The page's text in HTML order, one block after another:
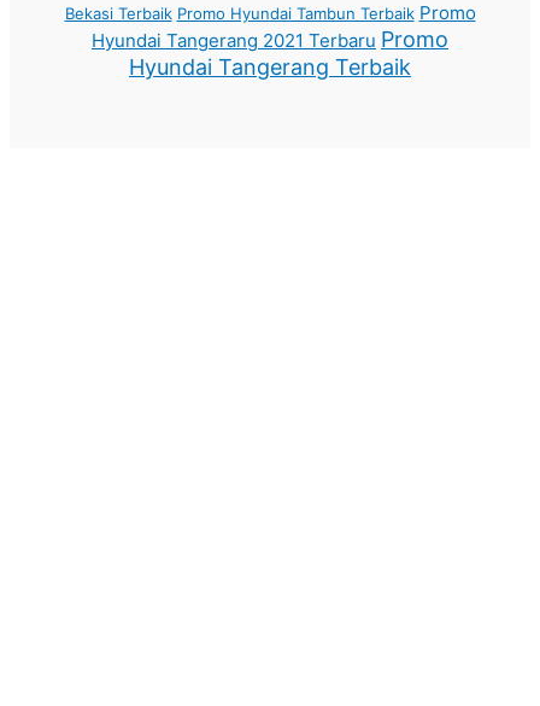
Bekasi Terbaik Promo Hyundai Tambun Terbaik Promo
Hyundai Tangerang 2021 Terbaru Promo
Hyundai Tangerang Terbaik